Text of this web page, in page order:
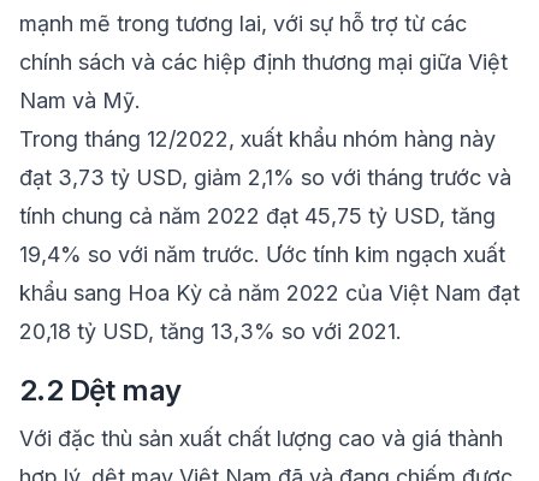
mạnh mẽ trong tương lai, với sự hỗ trợ từ các
chính sách và các hiệp định thương mại giữa Việt
Nam và Mỹ.
Trong tháng 12/2022, xuất khẩu nhóm hàng này
đạt 3,73 tỷ USD, giảm 2,1% so với tháng trước và
tính chung cả năm 2022 đạt 45,75 tỷ USD, tăng
19,4% so với năm trước. Ước tính kim ngạch xuất
khẩu sang Hoa Kỳ cả năm 2022 của Việt Nam đạt
20,18 tỷ USD, tăng 13,3% so với 2021.
2.2 Dệt may
Với đặc thù sản xuất chất lượng cao và giá thành